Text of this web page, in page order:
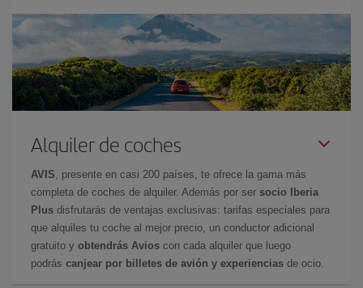
Alquiler de coches
AVIS , presente en casi 200 países, te ofrece la gama más
completa de coches de alquiler. Además por ser socio Iberia
Plus disfrutarás de ventajas exclusivas: tarifas especiales para
que alquiles tu coche al mejor precio, un conductor adicional
gratuito y obtendrás Avios con cada alquiler que luego
podrás canjear por billetes de avión y experiencias de ocio.